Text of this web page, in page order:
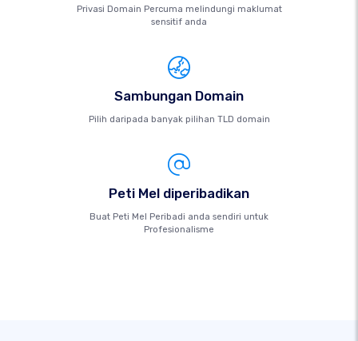
Privasi Domain Percuma melindungi maklumat
sensitif anda
Sambungan Domain
Pilih daripada banyak pilihan TLD domain
Peti Mel diperibadikan
Buat Peti Mel Peribadi anda sendiri untuk
Profesionalisme